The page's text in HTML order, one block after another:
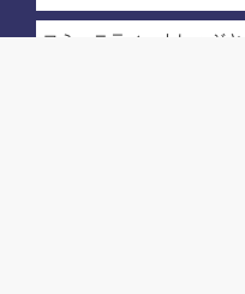
コミュニティ・カレッジと